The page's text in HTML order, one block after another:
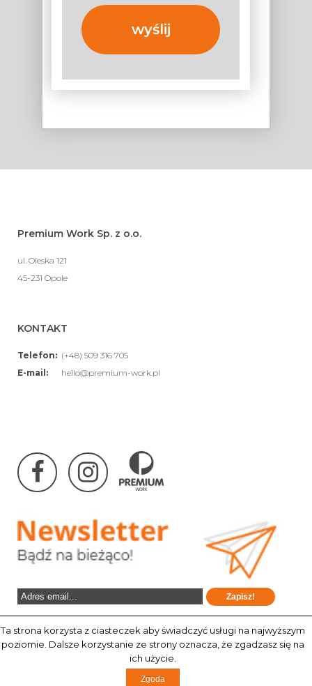
Premium Work Sp. z o.o.
ul. Oleska 121
45-231 Opole
KONTAKT
Telefon: (+48) 509 316 705
E-mail:
hello@premium-work.pl
© 2019 Premium Work
Ta strona korzysta z ciasteczek aby świadczyć usługi na najwyższym
poziomie. Dalsze korzystanie ze strony oznacza, że zgadzasz się na
ich użycie.
Zgoda